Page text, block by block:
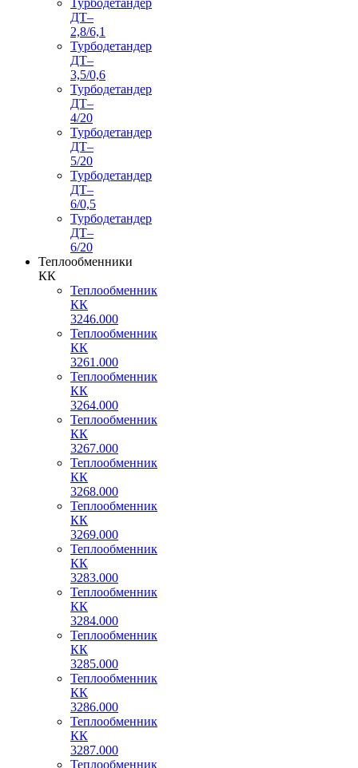
ДТ–
2,8/6,1
Турбодетандер
ДТ–
3,5/0,6
Турбодетандер
ДТ–
4/20
Турбодетандер
ДТ–
5/20
Турбодетандер
ДТ–
6/0,5
Турбодетандер
ДТ–
6/20
Теплообменники
КК
Теплообменник
КК
3246.000
Теплообменник
КК
3261.000
Теплообменник
КК
3264.000
Теплообменник
КК
3267.000
Теплообменник
КК
3268.000
Теплообменник
КК
3269.000
Теплообменник
КК
3283.000
Теплообменник
КК
3284.000
Теплообменник
КК
3285.000
Теплообменник
КК
3286.000
Теплообменник
КК
3287.000
Теплообменник